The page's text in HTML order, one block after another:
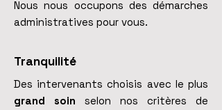
Nous nous occupons des démarches
administratives pour vous.
Tranquilité
Des intervenants choisis avec le plus
grand soin selon nos critères de